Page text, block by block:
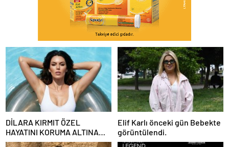
DİLARA KIRMIT ÖZEL
HAYATINI KORUMA ALTINA
ALDI
Elif Karlı önceki gün Bebekte
görüntülendi.